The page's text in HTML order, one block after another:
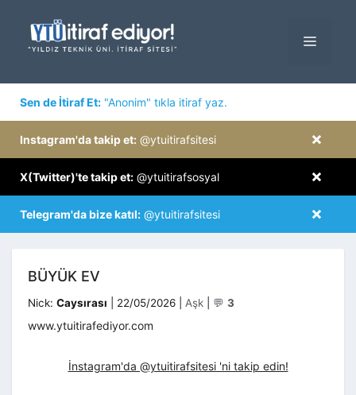
MENÜ
Sen de İtiraf Et: "Anonim" tıkla itiraf yaz.
×
Instagram'da takip et: @ytuitirafsitesi
×
X(Twitter)'te takip et: @ytuitirafsosyal
×
Telegram'da bize katıl: @ytuitirafsitesi
BÜYÜK EV
Nick: Caysırası 22/05/2026 Kategoriler
Aşk 💬 3
www.ytuitirafediyor.com
İnstagram'da @ytuitirafsitesi 'ni takip edin!